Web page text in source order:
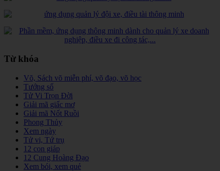
Từ khóa
Võ, Sách võ miễn phí, võ đạo, võ học
Tướng số
Tử Vi Trọn Đời
Giải mã giấc mơ
Giải mã Nốt Ruồi
Phong Thủy
Xem ngày
Tử vi, Tứ trụ
12 con giáp
12 Cung Hoàng Đạo
Xem bói, xem quẻ